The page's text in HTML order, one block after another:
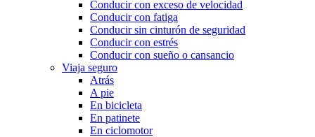
Conducir con exceso de velocidad
Conducir con fatiga
Conducir sin cinturón de seguridad
Conducir con estrés
Conducir con sueño o cansancio
Viaja seguro
Atrás
A pie
En bicicleta
En patinete
En ciclomotor